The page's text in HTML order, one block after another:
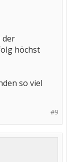
der
höchst
so viel
#9